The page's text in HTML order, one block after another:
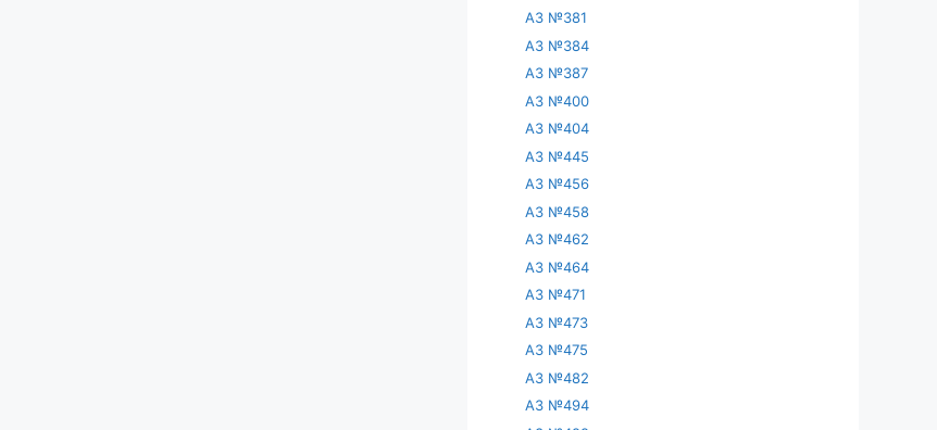
АЗ №381
АЗ №384
АЗ №387
АЗ №400
АЗ №404
АЗ №445
АЗ №456
АЗ №458
АЗ №462
АЗ №464
АЗ №471
АЗ №473
АЗ №475
АЗ №482
АЗ №494